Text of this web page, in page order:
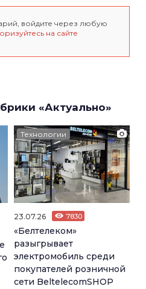
войдите через любую
на сайте
«Актуально»
Технологии
23.07.26 7830
«Белтелеком»
разыгрывает
электромобиль среди
покупателей розничной
сети BeltelecomSHOP